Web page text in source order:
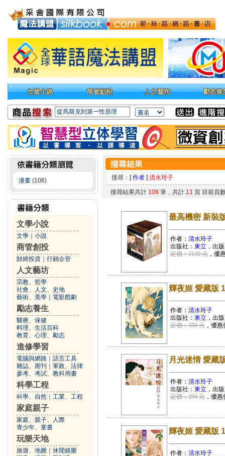
漫畫 (106)
文學小說
文學 小說
商管創投
財經投資 行銷企管
人文藝坊
宗教、哲學
社會、人文、史地
藝術、美學
電影戲劇
勵志養生
醫療、保健
料理、生活百科
教育、心理、勵志
進修學習
電腦與網路
語言工具
雜誌、期刊
軍政、法律
參考、考試、教科用書
科學工程
科學、自然 工業、工程
家庭親子
家庭、親子、人際
青少年、童書
玩樂天地
旅遊、地圖
休閒娛樂
搜尋： [ 作者 ] 清水玲子
搜尋結果共計 106 筆，共計 11 頁 目前頁
最高機密 新裝
作者： 清水玲子
出版社： 東立 ，出
定價：2130 元，優
輝夜姬 愛藏版
作者： 清水玲子
出版社： 東立 ，出
定價：350 元，優惠
月光迷情 愛藏
作者： 清水玲子
出版社： 東立 ，出
定價：290 元，優惠
輝夜姬 愛藏版
作者： 清水玲子